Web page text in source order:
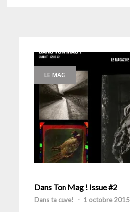
LE MAG
Dans Ton Mag ! Issue #2
Dans ta cuve! - 1 octobre 2015